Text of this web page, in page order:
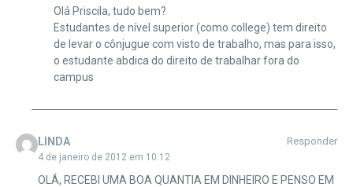
Olá Priscila, tudo bem?
Estudantes de nível superior (como college) tem direito
de levar o cônjugue com visto de trabalho, mas para isso,
o estudante abdica do direito de trabalhar fora do
campus
LINDA
4 de janeiro de 2012 em 10:12
Responder
OLÁ, RECEBI UMA BOA QUANTIA EM DINHEIRO E PENSO EM